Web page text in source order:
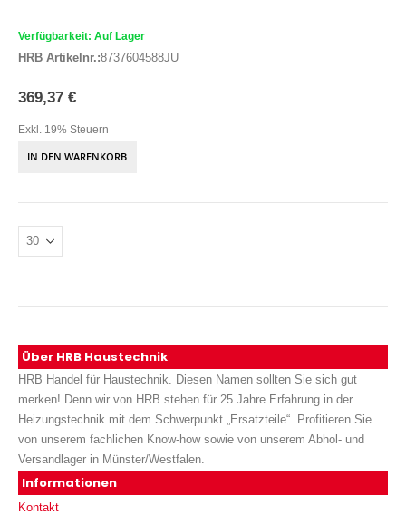
Verfügbarkeit: Auf Lager
HRB Artikelnr.:8737604588JU
369,37 €
Exkl. 19% Steuern
IN DEN WARENKORB
Über HRB Haustechnik
HRB Handel für Haustechnik. Diesen Namen sollten Sie sich gut
merken! Denn wir von HRB stehen für 25 Jahre Erfahrung in der
Heizungstechnik mit dem Schwerpunkt „Ersatzteile“. Profitieren Sie
von unserem fachlichen Know-how sowie von unserem Abhol- und
Versandlager in Münster/Westfalen.
Informationen
Kontakt